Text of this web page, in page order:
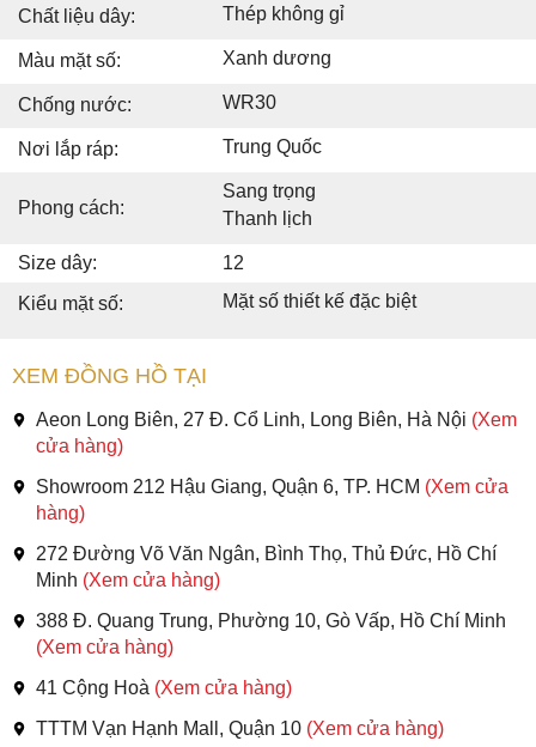
Chất liệu dây: Thép không gỉ
Màu mặt số: Xanh dương
Chống nước: WR30
Nơi lắp ráp: Trung Quốc
Phong cách:
Sang trọng
Thanh lịch
Size dây:
12
Kiểu mặt số:
Mặt số thiết kế đặc biệt
XEM ĐỒNG HỒ TẠI
Aeon Long Biên, 27 Đ. Cổ Linh, Long Biên, Hà Nội (Xem
cửa hàng)
Showroom 212 Hậu Giang, Quận 6, TP. HCM (Xem cửa
hàng)
272 Đường Võ Văn Ngân, Bình Thọ, Thủ Đức, Hồ Chí
Minh (Xem cửa hàng)
388 Đ. Quang Trung, Phường 10, Gò Vấp, Hồ Chí Minh
(Xem cửa hàng)
41 Cộng Hoà (Xem cửa hàng)
TTTM Vạn Hạnh Mall, Quận 10 (Xem cửa hàng)